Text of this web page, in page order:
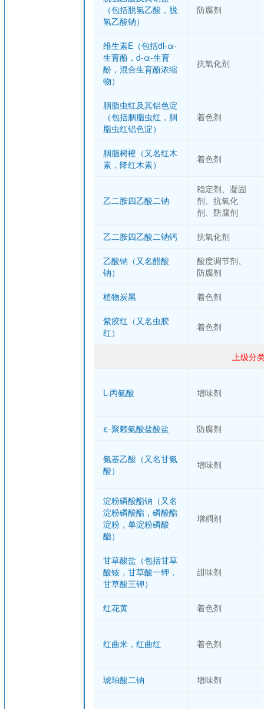
（包括脱氢乙酸，脱
氢乙酸钠）
防腐剂
维生素E（包括dl-α-
生育酚，d-α-生育
酚，混合生育酚浓缩
物）
抗氧化剂
胭脂虫红及其铝色淀
（包括胭脂虫红，胭
脂虫红铝色淀）
着色剂
胭脂树橙（又名红木
素，降红木素）
着色剂
乙二胺四乙酸二钠
稳定剂、凝固
剂、抗氧化
剂、防腐剂
乙二胺四乙酸二钠钙 抗氧化剂
乙酸钠（又名醋酸
钠）
酸度调节剂、
防腐剂
植物炭黑 着色剂
紫胶红（又名虫胶
红）
着色剂
上级分
L-丙氨酸 增味剂
ε-聚赖氨酸盐酸盐 防腐剂
氨基乙酸（又名甘氨
酸）
增味剂
淀粉磷酸酯钠（又名
淀粉磷酸酯，磷酸酯
淀粉，单淀粉磷酸
酯）
增稠剂
甘草酸盐（包括甘草
酸铵，甘草酸一钾，
甘草酸三钾）
甜味剂
红花黄 着色剂
红曲米，红曲红 着色剂
琥珀酸二钠 增味剂